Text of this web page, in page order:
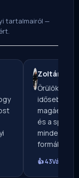
tartalmairól —
Zoltán P.
Örülök,
idősebb
magáét. A
és a sport
mindegyik
formában.
👍 43Válasz